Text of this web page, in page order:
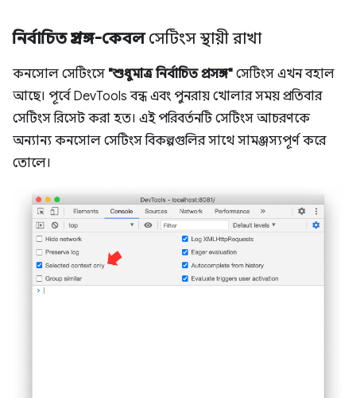
নির্বাচিত প্রসঙ্গ-কেবলসেটিংস স্থায়ী রাখা
কনসোল সেটিংসে "শুধুমাত্র নির্বাচিত প্রসঙ্গ" সেটিংস এখন বহাল
আছে। পূর্বে DevTools বন্ধ এবং পুনরায় খোলার সময় প্রতিবার
সেটিংস রিসেট করা হত। এই পরিবর্তনটি সেটিংস আচরণকে
অন্যান্য কনসোল সেটিংস বিকল্পগুলির সাথে সামঞ্জস্যপূর্ণ করে
তোলে।